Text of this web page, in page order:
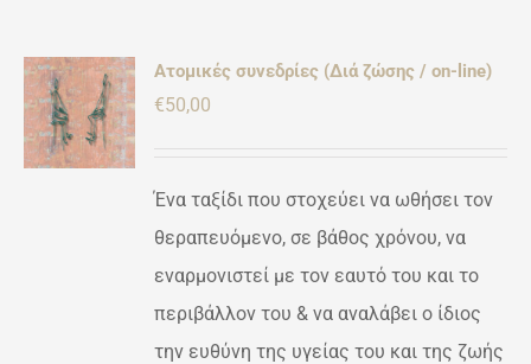
Ατομικές συνεδρίες (Διά ζώσης / on-line)
€50,00
Ένα ταξίδι που στοχεύει να ωθήσει τον
θεραπευόμενο, σε βάθος χρόνου, να
εναρμονιστεί με τον εαυτό του και το
περιβάλλον του & να αναλάβει ο ίδιος
την ευθύνη της υγείας του και της ζωής